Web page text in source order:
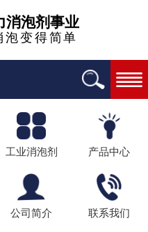
消泡剂事业
泡变得简单
工业消泡剂 产品中心
公司简介 联系我们